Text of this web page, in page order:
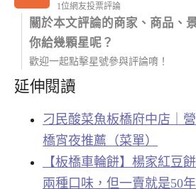
1位網友投票評論
關於本文評論的商家、商品、
你給幾顆星呢？
歡迎一起點擊星號參與評論唷！
延伸閱讀
刁民酸菜魚板橋府中店｜
橋宵夜推薦（菜單）
【板橋車輪餅】楊家紅豆
兩種口味，但一賣就是50